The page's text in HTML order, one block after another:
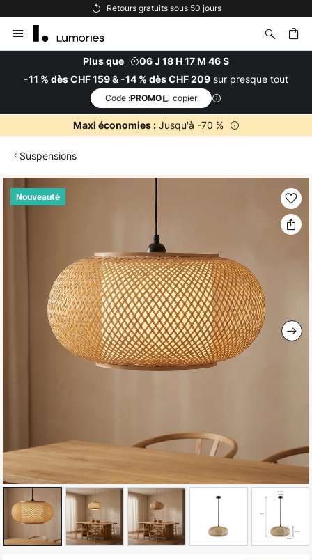
Allez
au
Plus que
06 J 18 H 17 M 46 S
-11 % dès CHF 159 & -14 % dès CHF 209 sur presque tout
Code :PROMO copier
Maxi économies :Jusqu'à -70 %
Suspensions
Nouveauté
Skip
to